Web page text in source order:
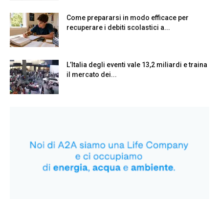
Come prepararsi in modo efficace per
recuperare i debiti scolastici a...
L’Italia degli eventi vale 13,2 miliardi e traina
il mercato dei...